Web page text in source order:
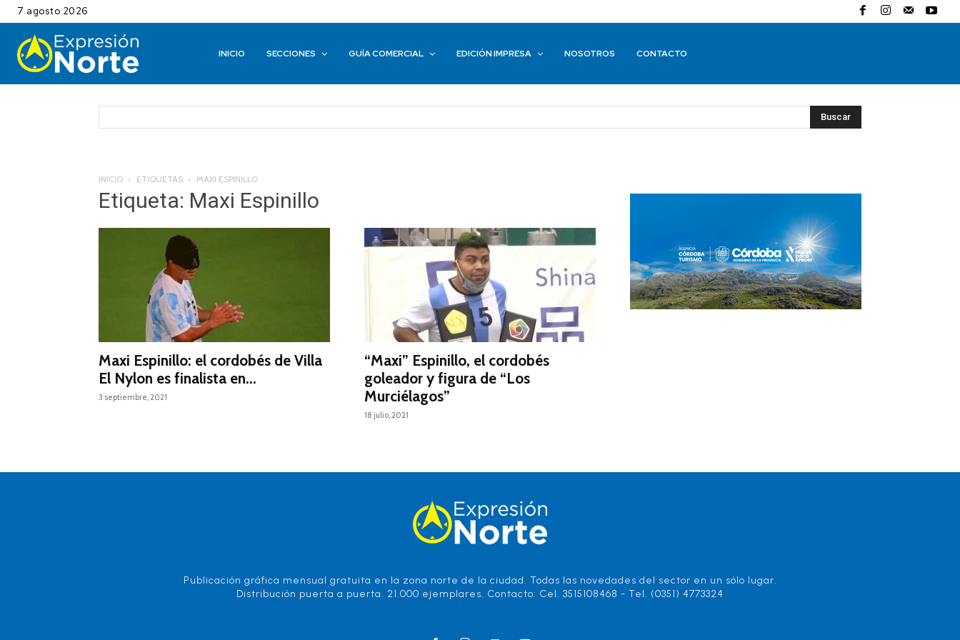
7 agosto 2026
INICIO SECCIONES GUÍA COMERCIAL EDICIÓN IMPRESA NOSOTROS CONTACTO
Buscar
INICIO ETIQUETAS MAXI ESPINILLO
Etiqueta: Maxi Espinillo
Maxi Espinillo: el cordobés de Villa
El Nylon es finalista en...
3 septiembre, 2021
“Maxi” Espinillo, el cordobés
goleador y figura de “Los
Murciélagos”
18 julio, 2021
Publicación gráfica mensual gratuita en la zona norte de la ciudad. Todas las novedades del sector en un sólo lugar.
Distribución puerta a puerta. 21.000 ejemplares. Contacto: Cel. 3515108468 - Tel. (0351) 4773324